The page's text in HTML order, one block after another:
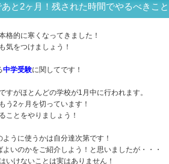
と2ヶ月！残された時間でやるべきこ
格的に寒くなってきました！
気をつけましょう！
中学受験に関してです！
すがほとんどの学校が1月中に行われます。
う2ヶ月を切っています！
ことをやりましょう！
うに使うかは自分達次第です！
いのかをご紹介しよう！と思いましたが・・・
いけないことは実はありません！